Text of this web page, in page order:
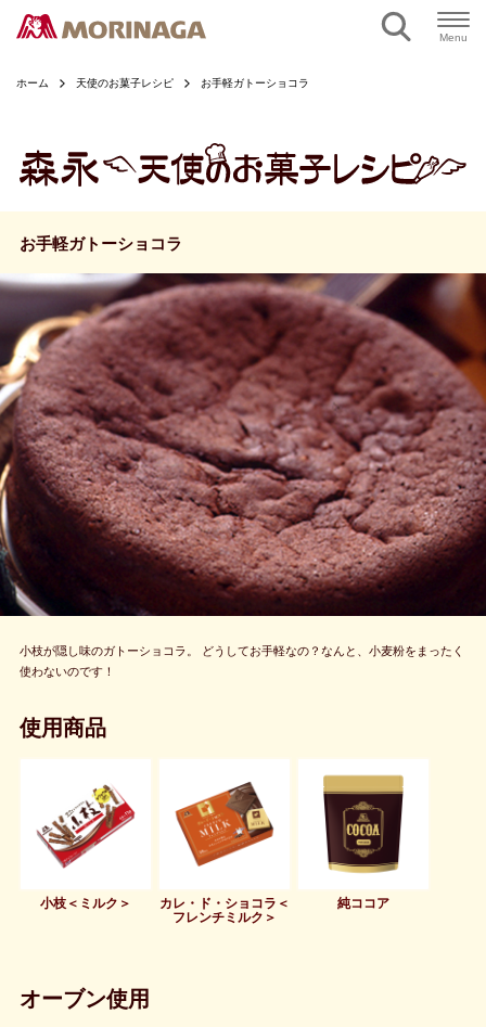
Menu
ホーム 天使のお菓子レシピ お手軽ガトーショコラ
お手軽ガトーショコラ
小枝が隠し味のガトーショコラ。 どうしてお手軽なの？なんと、小麦粉をまったく
使わないのです！
使用商品
小枝＜ミルク＞
カレ・ド・ショコラ＜
フレンチミルク＞
純ココア
オーブン使用